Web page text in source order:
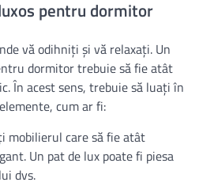
pentru dormitor
vă odihniți și vă relaxați. Un
dormitor trebuie să fie atât
În acest sens, trebuie să luați în
cum ar fi:
mobilierul care să fie atât
Un pat de lux poate fi piesa
dvs.